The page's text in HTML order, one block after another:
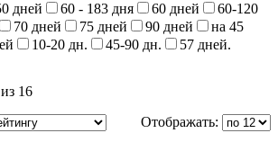
дней 60 - 183 дня 60 дней
60-120
70 дней 75 дней 90 дней
на 45
10-20 дн. 45-90 дн.
57 дней.
16
Отображать: